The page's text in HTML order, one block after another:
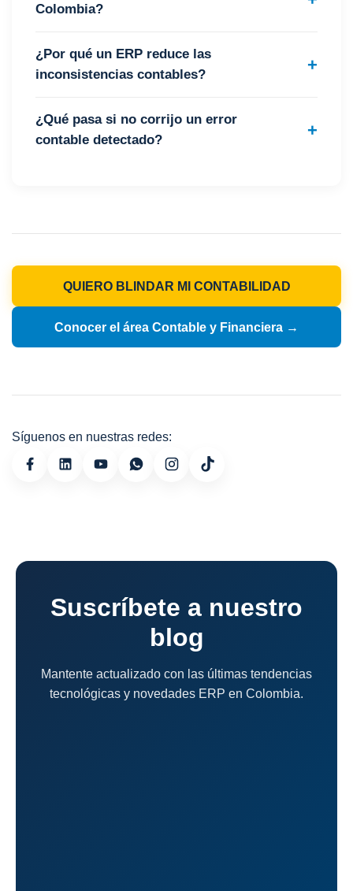
Colombia?
¿Por qué un ERP reduce las
inconsistencias contables?
¿Qué pasa si no corrijo un error
contable detectado?
QUIERO BLINDAR MI CONTABILIDAD
Conocer el área Contable y Financiera →
Síguenos en nuestras redes:
Suscríbete a nuestro
blog
Mantente actualizado con las últimas tendencias
tecnológicas y novedades ERP en Colombia.